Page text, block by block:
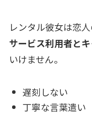
レンタル彼女は恋
サービス利用者と
いけません。
遅刻しない
丁寧な言葉遣い